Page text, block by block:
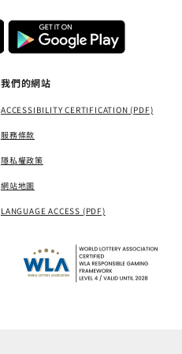
我們的網站
ACCESSIBILITY CERTIFICATION (PDF)
服務條款
隱私權政策
網站地圖
LANGUAGE ACCESS (PDF)